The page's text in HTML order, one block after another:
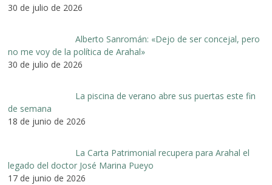
30 de julio de 2026
Alberto Sanromán: «Dejo de ser concejal, pero
no me voy de la política de Arahal»
30 de julio de 2026
La piscina de verano abre sus puertas este fin
de semana
18 de junio de 2026
La Carta Patrimonial recupera para Arahal el
legado del doctor José Marina Pueyo
17 de junio de 2026